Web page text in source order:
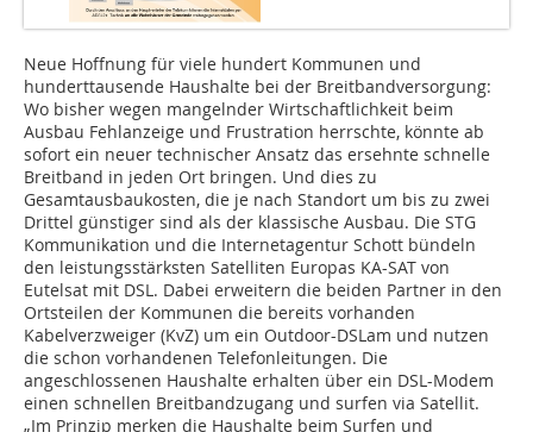
Neue Hoffnung für viele hundert Kommunen und
hunderttausende Haushalte bei der Breitbandversorgung:
Wo bisher wegen mangelnder Wirtschaftlichkeit beim
Ausbau Fehlanzeige und Frustration herrschte, könnte ab
sofort ein neuer technischer Ansatz das ersehnte schnelle
Breitband in jeden Ort bringen. Und dies zu
Gesamtausbaukosten, die je nach Standort um bis zu zwei
Drittel günstiger sind als der klassische Ausbau. Die STG
Kommunikation und die Internetagentur Schott bündeln
den leistungsstärksten Satelliten Europas KA-SAT von
Eutelsat mit DSL. Dabei erweitern die beiden Partner in den
Ortsteilen der Kommunen die bereits vorhanden
Kabelverzweiger (KvZ) um ein Outdoor-DSLam und nutzen
die schon vorhandenen Telefonleitungen. Die
angeschlossenen Haushalte erhalten über ein DSL-Modem
einen schnellen Breitbandzugang und surfen via Satellit.
„Im Prinzip merken die Haushalte beim Surfen und